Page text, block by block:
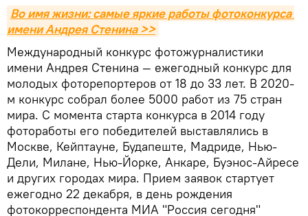
Во имя жизни: самые яркие работы фотоконкурса
имени Андрея Стенина >>
Международный конкурс фотожурналистики
имени Андрея Стенина — ежегодный конкурс для
молодых фоторепортеров от 18 до 33 лет. В 2020-
м конкурс собрал более 5000 работ из 75 стран
мира. С момента старта конкурса в 2014 году
фотоработы его победителей выставлялись в
Москве, Кейптауне, Будапеште, Мадриде, Нью-
Дели, Милане, Нью-Йорке, Анкаре, Буэнос-Айресе
и других городах мира. Прием заявок стартует
ежегодно 22 декабря, в день рождения
фотокорреспондента МИА "Россия сегодня"